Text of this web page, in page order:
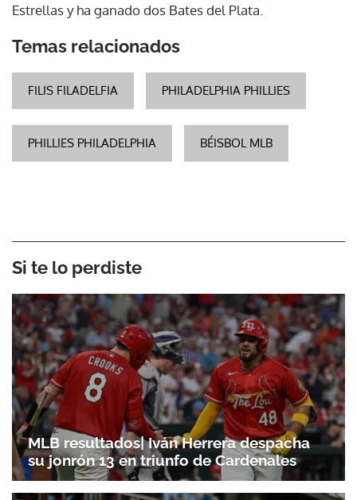
Estrellas y ha ganado dos Bates del Plata.
Temas relacionados
FILIS FILADELFIA PHILADELPHIA PHILLIES
PHILLIES PHILADELPHIA BÉISBOL MLB
Si te lo perdiste
MLB resultados| Iván Herrera despacha
su jonrón 13 en triunfo de Cardenales